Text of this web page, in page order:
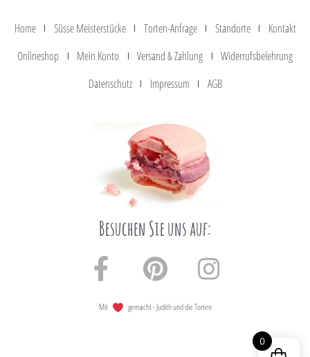
Home Süsse Meisterstücke Torten-Anfrage Standorte
Kontakt
Onlineshop
Mein Konto Versand & Zahlung
Widerrufsbelehrung
Datenschutz
Impressum AGB
Besuchen Sie uns auf:
Mit gemacht - Judith und die Torten
0